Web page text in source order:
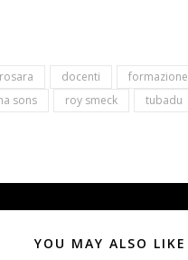
docenti formazione
sons roy smeck tubadu
YOU MAY ALSO LIKE